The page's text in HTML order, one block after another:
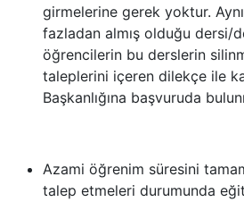
girmelerine gerek yoktur.
fazladan almış olduğu dersi/
öğrencilerin bu derslerin
taleplerini içeren dilekçe ile
Başkanlığına başvuruda
Azami öğrenim süresini
talep etmeleri durumunda